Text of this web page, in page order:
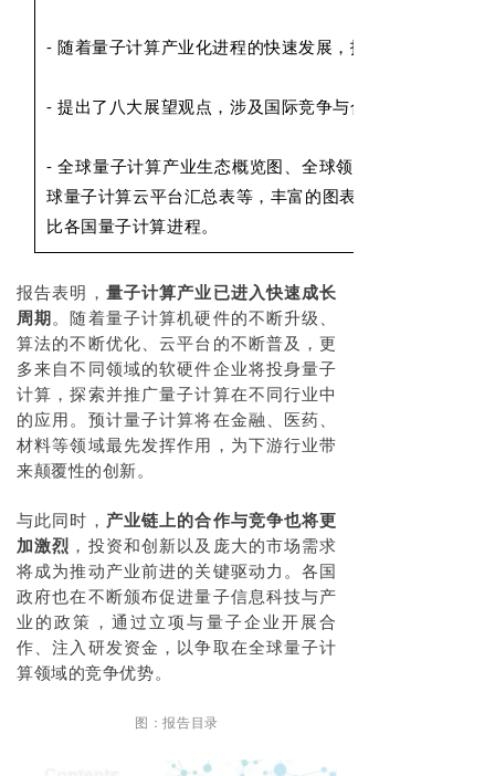
- 随着量子计算产业化进程的快速发展，报告将重心从学术
- 提出了八大展望观点，涉及国际竞争与合作、产业生态构
- 全球量子计算产业生态概览图、全球领先量子计算机的
球量子计算云平台汇总表等，丰富的图表呈现，便于读者
比各国量子计算进程。
报告表明， 量子计算产业已进入快速成长
周期。随着量子计算机硬件的不断升级、
算法的不断优化、云平台的不断普及，更
多来自不同领域的软硬件企业将投身量子
计算，探索并推广量子计算在不同行业中
的应用。预计量子计算将在金融、医药、
材料等领域最先发挥作用，为下游行业带
来颠覆性的创新。
与此同时， 产业链上的合作与竞争也将更
加激烈 ，投资和创新以及庞大的市场需求
将成为推动产业前进的关键驱动力。各国
政府也在不断颁布促进量子信息科技与产
业的政策，通过立项与量子企业开展合
作、注入研发资金，以争取在全球量子计
算领域的竞争优势。
图：报告目录